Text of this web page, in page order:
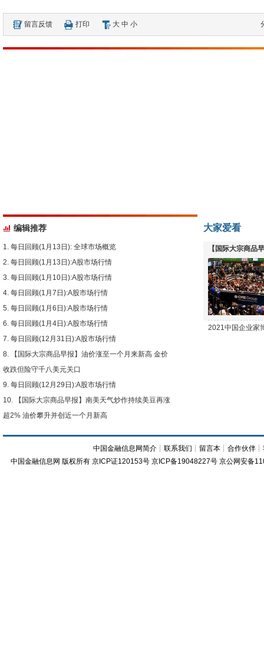
留言反馈 打印 大 中 小
编辑推荐
每日回顾(1月13日): 全球市场概览
每日回顾(1月13日):A股市场行情
每日回顾(1月10日):A股市场行情
每日回顾(1月7日):A股市场行情
每日回顾(1月6日):A股市场行情
每日回顾(1月4日):A股市场行情
每日回顾(12月31日):A股市场行情
【国际大宗商品早报】油价涨至一个月来新高 金价
收跌但险守千八美元关口
每日回顾(12月29日):A股市场行情
【国际大宗商品早报】南美天气炒作持续美豆再涨
超2% 油价攀升并创近一个月新高
大家爱看
【国际大宗商品
下跌
2021中国企业家
中国金融信息网简介 ┊联系我们 ┊ 留言本 ┊合作伙伴 ┊
中国金融信息网 版权所有 京ICP证120153号 京ICP备19048227号 京公网安备